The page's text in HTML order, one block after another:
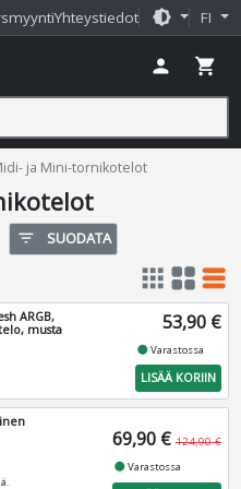
Yhteystiedot brightness_medium FI
person shopping_cart
ja Mini-tornikotelot
filter_list SUODATA
apps grid_view table_rows
ARGB,
musta
53,90 €
fiber_manual_recordVarastossa
LISÄÄ KORIIN
69,90 € 124,90 €
fiber_manual_recordVarastossa